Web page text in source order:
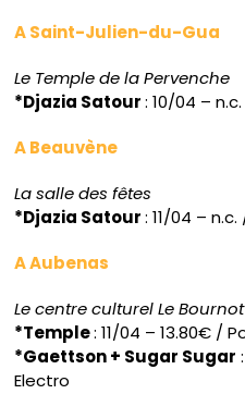
A Saint-Julien-du-Gua
Le Temple de la Pervenche
*Djazia Satour: 10/04 –
A Beauvène
La salle des fêtes
*Djazia Satour: 11/04 –
A Aubenas
Le centre culturel Le Bournot
*Temple: 11/04 – 13.80€ /
*Gaettson + Sugar Sugar
Electro